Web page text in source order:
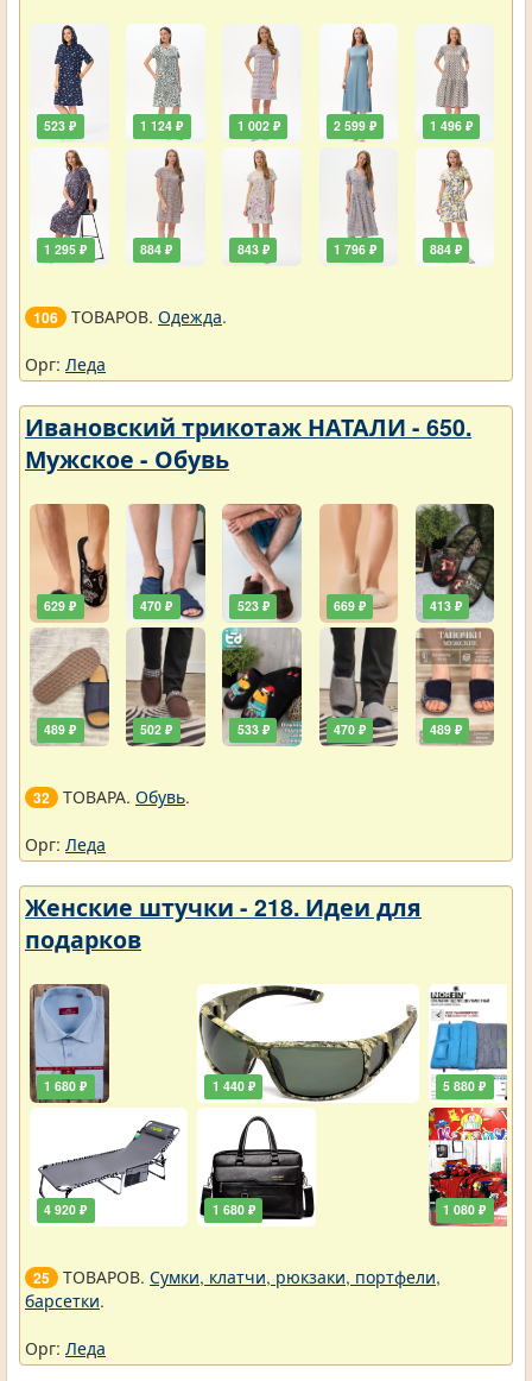
523 ₽
1 295 ₽
1 124 ₽
884 ₽
1 002 ₽
843 ₽
2 599 ₽
1 796 ₽
1 496 ₽
884 ₽
106 ТОВАРОВ. Одежда.
Орг: Леда
Ивановский трикотаж НАТАЛИ - 650.
Мужское - Обувь
629 ₽
489 ₽
470 ₽
502 ₽
523 ₽
533 ₽
669 ₽
470 ₽
413 ₽
489 ₽
32 ТОВАРА. Обувь.
Орг: Леда
Женские штучки - 218. Идеи для
подарков
1 680 ₽
4 920 ₽
1 440 ₽
1 680 ₽
5 880 ₽
1 080 ₽
25 ТОВАРОВ. Сумки, клатчи, рюкзаки, портфели,
барсетки.
Орг: Леда